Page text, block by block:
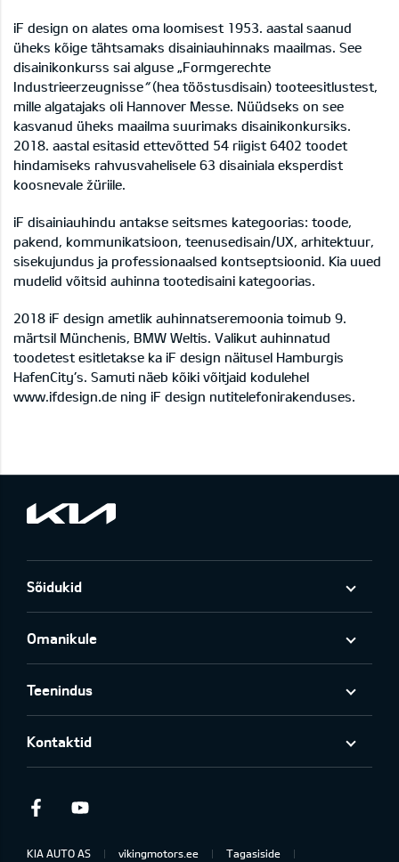
iF design on alates oma loomisest 1953. aastal saanud
üheks kõige tähtsamaks disainiauhinnaks maailmas. See
disainikonkurss sai alguse „Formgerechte
Industrieerzeugnisse“(hea tööstusdisain) tooteesitlustest,
mille algatajaks oli Hannover Messe. Nüüdseks on see
kasvanud üheks maailma suurimaks disainikonkursiks.
2018. aastal esitasid ettevõtted 54 riigist 6402 toodet
hindamiseks rahvusvahelisele 63 disainiala eksperdist
koosnevale žüriile.
iF disainiauhindu antakse seitsmes kategoorias: toode,
pakend, kommunikatsioon, teenusedisain/UX, arhitektuur,
sisekujundus ja professionaalsed kontseptsioonid. Kia uued
mudelid võitsid auhinna tootedisaini kategoorias.
2018 iF design ametlik auhinnatseremoonia toimub 9.
märtsil Münchenis, BMW Weltis. Valikut auhinnatud
toodetest esitletakse ka iF design näitusel Hamburgis
HafenCity’s. Samuti näeb kõiki võitjaid kodulehel
www.ifdesign.de ning iF design nutitelefonirakenduses.
Sõidukid
Omanikule
Teenindus
Kontaktid
Facebook
KIA AUTO AS vikingmotors.ee Tagasiside